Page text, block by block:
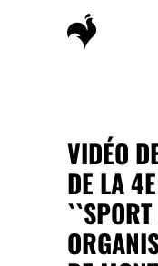
VIDÉO
DE LA